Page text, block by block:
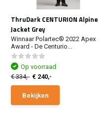
ThruDark CENTURION Alpine
Jacket Grey
Winnaar Polartec® 2022 Apex
Award - De Centurio...
Op voorraad
€ 334,- € 240,-
Bekijken